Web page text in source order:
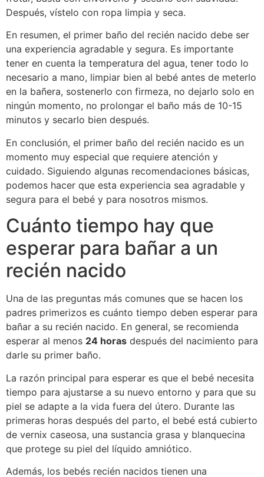
Después, vístelo con ropa limpia y seca.
En resumen, el primer baño del recién nacido debe ser
una experiencia agradable y segura. Es importante
tener en cuenta la temperatura del agua, tener todo lo
necesario a mano, limpiar bien al bebé antes de meterlo
en la bañera, sostenerlo con firmeza, no dejarlo solo en
ningún momento, no prolongar el baño más de 10-15
minutos y secarlo bien después.
En conclusión, el primer baño del recién nacido es un
momento muy especial que requiere atención y
cuidado. Siguiendo algunas recomendaciones básicas,
podemos hacer que esta experiencia sea agradable y
segura para el bebé y para nosotros mismos.
Cuánto tiempo hay que
esperar para bañar a un
recién nacido
Una de las preguntas más comunes que se hacen los
padres primerizos es cuánto tiempo deben esperar para
bañar a su recién nacido. En general, se recomienda
esperar al menos 24 horas después del nacimiento para
darle su primer baño.
La razón principal para esperar es que el bebé necesita
tiempo para ajustarse a su nuevo entorno y para que su
piel se adapte a la vida fuera del útero. Durante las
primeras horas después del parto, el bebé está cubierto
de vernix caseosa, una sustancia grasa y blanquecina
que protege su piel del líquido amniótico.
Además, los bebés recién nacidos tienen una